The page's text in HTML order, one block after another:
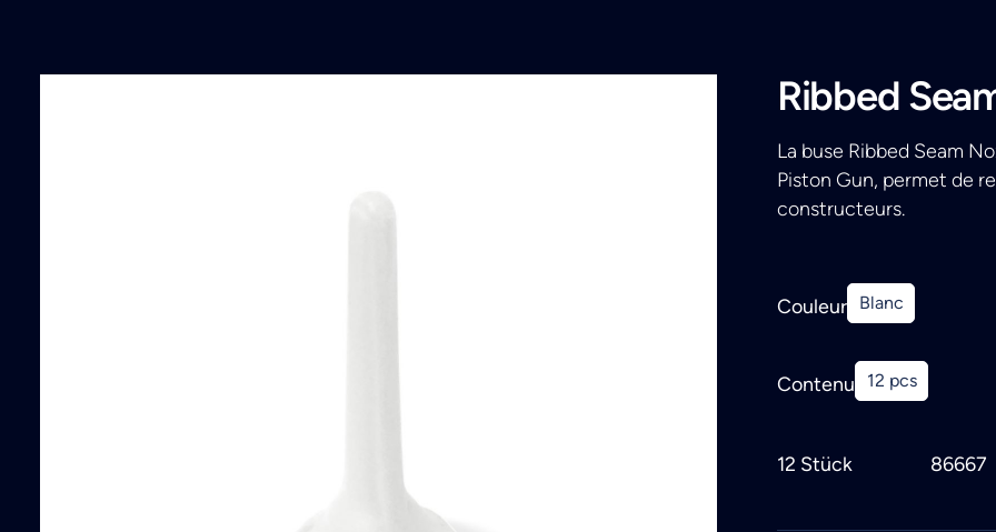
Ribbed
La buse Ribbed Seam
Piston Gun, permet de
constructeurs.
Couleur Blanc
Contenu 12 pcs
12 Stück 86667